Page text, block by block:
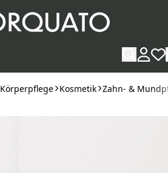
Körperpflege Kosmetik Zahn- &